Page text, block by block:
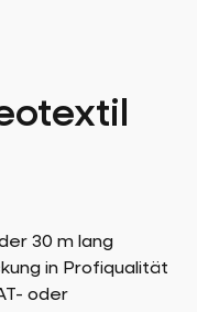
30 m lang
in Profiqualität
oder